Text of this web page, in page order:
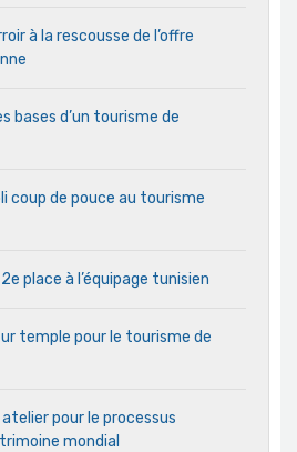
à la rescousse de l’offre
bases d’un tourisme de
coup de pouce au tourisme
place à l’équipage tunisien
temple pour le tourisme de
pour le processus
mondial